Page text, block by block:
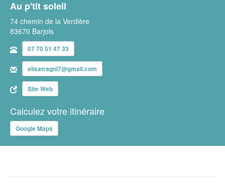
Au p'tit soleil
74 chemin de la Verdière
83670 Barjols
07 70 51 47 33
elisatragni7@gmail.com
Site Web
Calculez votre itinéraire
Google Maps